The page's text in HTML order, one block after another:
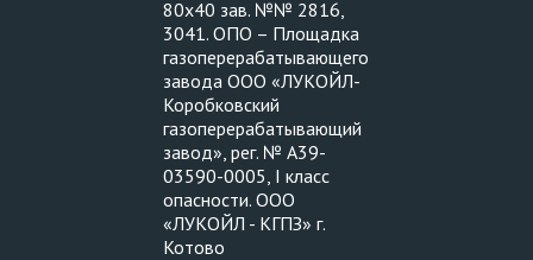
80х40 зав. №№ 2816,
3041. ОПО – Площадка
газоперерабатывающего
завода ООО «ЛУКОЙЛ-
Коробковский
газоперерабатывающий
завод», рег. № А39-
03590-0005, I класс
опасности. ООО
«ЛУКОЙЛ - КГПЗ» г.
Котово